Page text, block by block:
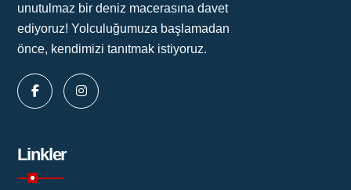
unutulmaz bir deniz macerasına davet
ediyoruz! Yolculuğumuza başlamadan
önce, kendimizi tanıtmak istiyoruz.
Linkler